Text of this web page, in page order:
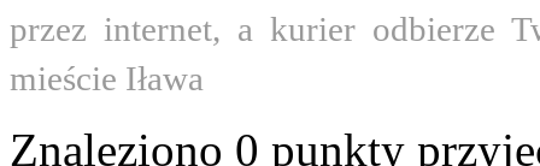
przez internet, a kurier odbierze
mieście Iława
Znaleziono 0 punkty